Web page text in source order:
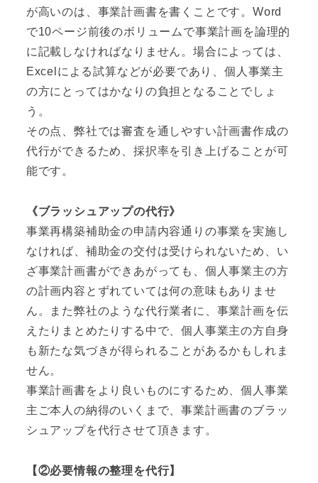
が高いのは、事業計画書を書くことです。Word
で10ページ前後のボリュームで事業計画を論理的
に記載しなければなりません。場合によっては、
Excelによる試算などが必要であり、個人事業主
の方にとってはかなりの負担となることでしょ
う。
その点、弊社では審査を通しやすい計画書作成の
代行ができるため、採択率を引き上げることが可
能です。
《ブラッシュアップの代行》
事業再構築補助金の申請内容通りの事業を実施し
なければ、補助金の交付は受けられないため、い
ざ事業計画書ができあがっても、個人事業主の方
の計画内容とずれていては何の意味もありませ
ん。また弊社のような代行業者に、事業計画を伝
えたりまとめたりする中で、個人事業主の方自身
も新たな気づきが得られることがあるかもしれま
せん。
事業計画書をより良いものにするため、個人事業
主ご本人の納得のいくまで、事業計画書のブラッ
シュアップを代行させて頂きます。
【②必要情報の整理を代行】